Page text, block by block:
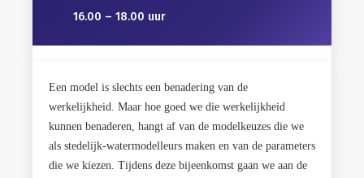
16.00 – 18.00 uur
Een model is slechts een benadering van de
werkelijkheid. Maar hoe goed we die werkelijkheid
kunnen benaderen, hangt af van de modelkeuzes die we
als stedelijk-watermodelleurs maken en van de parameters
die we kiezen. Tijdens deze bijeenkomst gaan we aan de